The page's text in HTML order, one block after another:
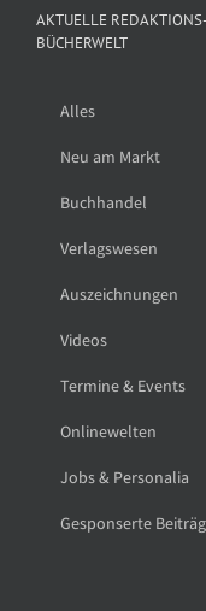
AKTUELLE
BÜCHERWELT
Alles
Neu am Markt
Buchhandel
Verlagswesen
Auszeichnungen
Videos
Termine & Events
Onlinewelten
Jobs & Personalia
Gesponserte